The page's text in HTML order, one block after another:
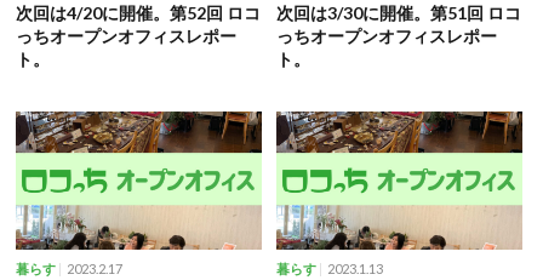
次回は4/20に開催。第52回 ロコ
っちオープンオフィスレポー
ト。
次回は3/30に開催。第51回 ロコ
っちオープンオフィスレポー
ト。
暮らす 2023.2.17 暮らす 2023.1.13